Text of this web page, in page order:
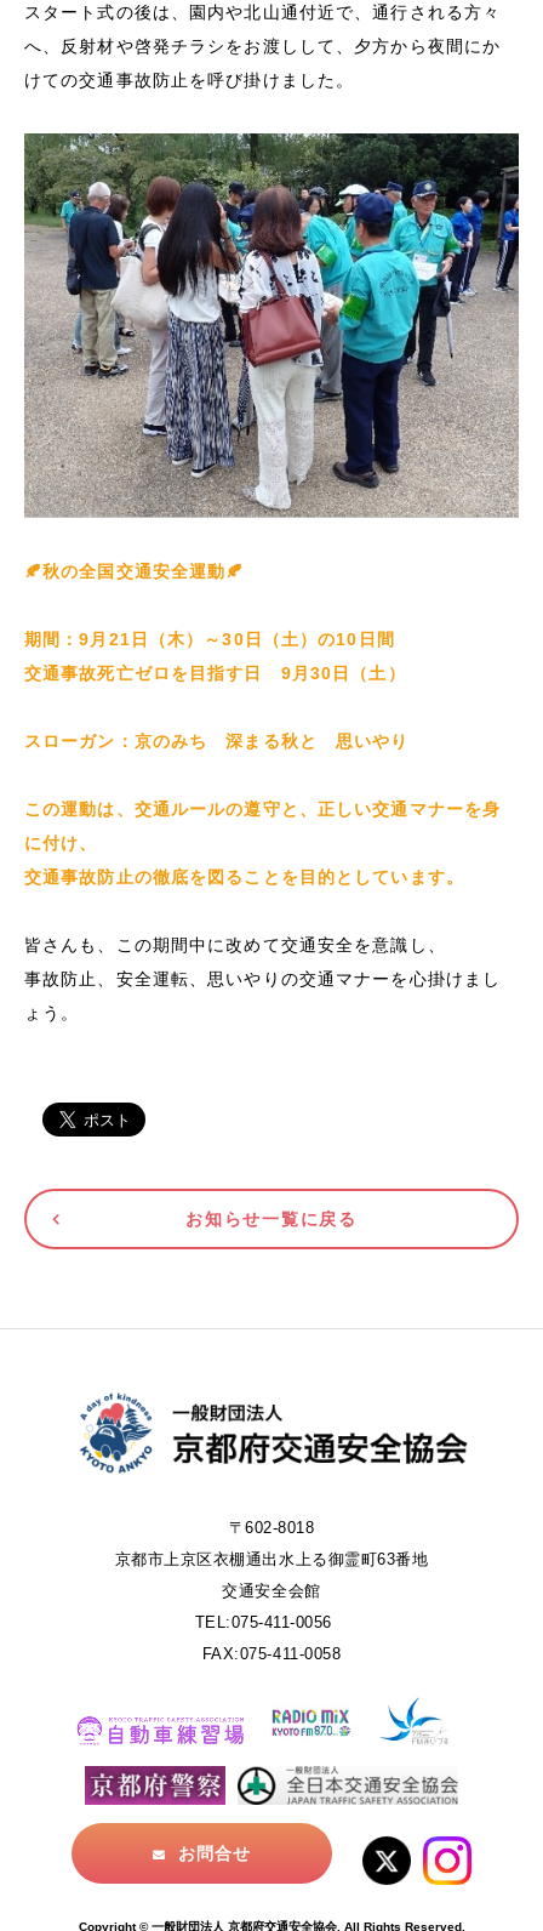
スタート式の後は、園内や北山通付近で、通行される方々
へ、反射材や啓発チラシをお渡しして、夕方から夜間にか
けての交通事故防止を呼び掛けました。
🍂秋の全国交通安全運動🍂
期間：9月21日（木）～30日（土）の10日間
交通事故死亡ゼロを目指す日 9月30日（土）
スローガン：京のみち 深まる秋と 思いやり
この運動は、交通ルールの遵守と、正しい交通マナーを身
に付け、
交通事故防止の徹底を図ることを目的としています。
皆さんも、この期間中に改めて交通安全を意識し、
事故防止、安全運転、思いやりの交通マナーを心掛けまし
ょう。
お知らせ一覧に戻る
〒602-8018
京都市上京区衣棚通出水上る御霊町63番地
交通安全会館
TEL:075-411-0056
FAX:075-411-0058
お問合せ
Copyright © 一般財団法人 京都府交通安全協会. All Rights Reserved.